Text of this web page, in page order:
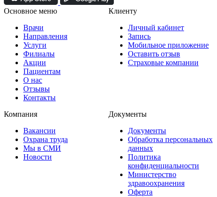
Основное меню
Врачи
Направления
Услуги
Филиалы
Акции
Пациентам
О нас
Отзывы
Контакты
Клиенту
Личный кабинет
Запись
Мобильное приложение
Оставить отзыв
Страховые компании
Компания
Вакансии
Охрана труда
Мы в СМИ
Новости
Документы
Документы
Обработка персональных
данных
Политика
конфиденциальности
Министерство
здравоохранения
Оферта